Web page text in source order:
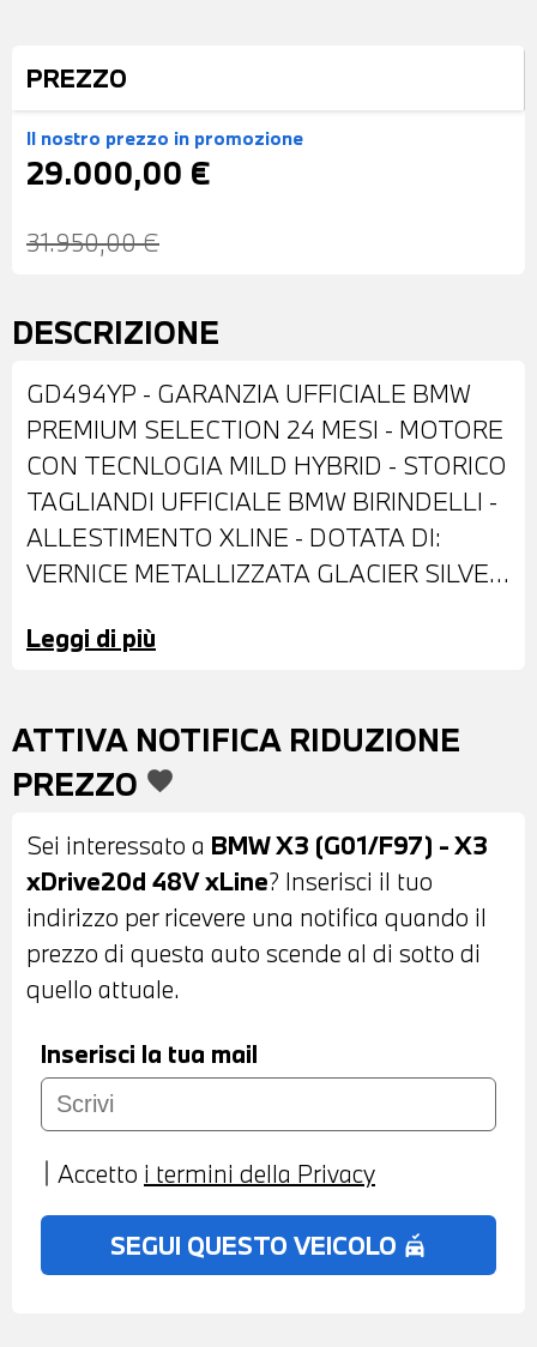
PREZZO
Il nostro prezzo in promozione
29.000,00 €
31.950,00 €
DESCRIZIONE
GD494YP - GARANZIA UFFICIALE BMW
PREMIUM SELECTION 24 MESI - MOTORE
CON TECNLOGIA MILD HYBRID - STORICO
TAGLIANDI UFFICIALE BMW BIRINDELLI -
ALLESTIMENTO XLINE - DOTATA DI:
VERNICE METALLIZZATA GLACIER SILVER
CON FUNZIONE CORNERING -
TELECAMERA POSTERIORE -
SPECCHIETTI ESTERNI RIPIEGABILI
ANTIABBAGLIANTI - INTERNI IN STOFFA
MISTO PELLE ANTRACITE - SEDILI
ANTERIORI SPORTIVI - VOLANTE
SPORTIVO MULTIFUNZIONE IN PELLE A
TRE RAZZE - CAMBIO AUTOMATICO -
CRUIISE CONTROL - SPECCHIETTO
INTERNO CON FUNZIONE
ANTIABBAGLIAMENTO - ACTIVE GUARD -
DIGITALE DAB - CHAIAMTA DI
EMERGENZA INTELLIGENTE - USB -
BLUETOOTH - PREDISPOSIZIONE APPLE
Leggi di più
ATTIVA NOTIFICA RIDUZIONE
PREZZO favorite
Sei interessato a BMW X3 (G01/F97) - X3
xDrive20d 48V xLine? Inserisci il tuo
indirizzo per ricevere una notifica quando il
prezzo di questa auto scende al di sotto di
quello attuale.
Inserisci la tua mail
Accetto i termini della Privacy
SEGUI QUESTO VEICOLO no_crash